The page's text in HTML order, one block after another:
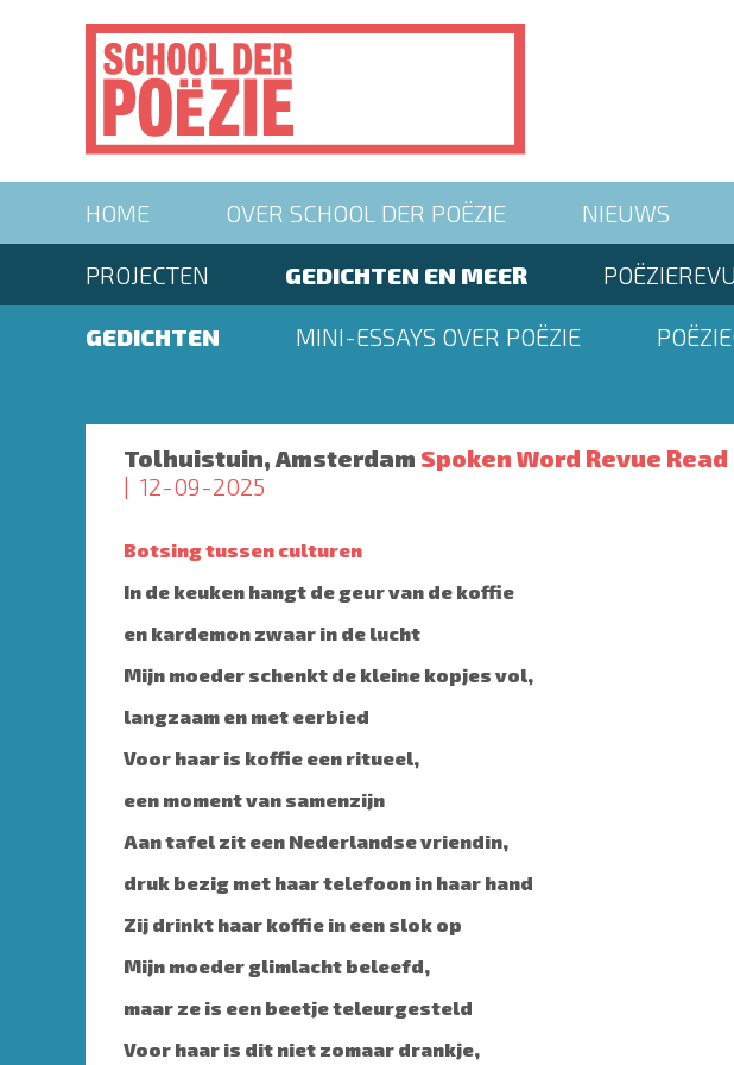
navigationHOME OVER SCHOOL DER POËZIE NIEUWS
PROJECTEN GEDICHTEN EN MEER
GEDICHTEN MINI-ESSAYS OVER POËZIE
Tolhuistuin, Amsterdam Spoken Word Revue
12-09-2025
Botsing tussen culturen
In de keuken hangt de geur van de koffie
en kardemon zwaar in de lucht
Mijn moeder schenkt de kleine kopjes vol,
langzaam en met eerbied
Voor haar is koffie een ritueel,
een moment van samenzijn
Aan tafel zit een Nederlandse vriendin,
druk bezig met haar telefoon in haar hand
Zij drinkt haar koffie in een slok op
Mijn moeder glimlacht beleefd,
maar ze is een beetje teleurgesteld
Voor haar is dit niet zomaar drankje,